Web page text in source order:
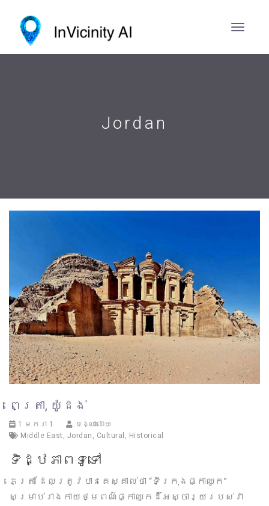
Jordan
ពេត្រា, យ៉ូដង់
1 មករា 1
បង្ហោះដោយ
Middle East , Jordan , Cultural , Historical
ទិដ្ឋភាពទូទៅ
ភេត្រា ដែលត្រូវបានគេស្គាល់ថា “ទីក្រុងផ្កាឈូក”
សម្រាប់រាងកាយថ្មពណ៌ផ្កាឈូកដ៏អស្ចារ្យរបស់វា